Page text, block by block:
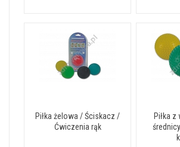
Piłka żelowa / Ściskacz /
Ćwiczenia rąk
Piłka